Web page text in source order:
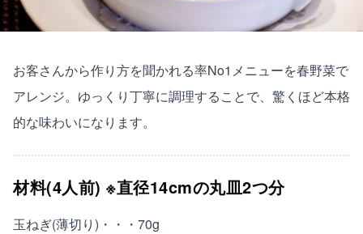
お客さんから作り方を聞かれる率No1メニューを春野菜で
アレンジ。ゆっくり丁寧に調理することで、驚くほど本格
的な味わいになります。
材料(4人前) ※直径14cmの丸皿2つ分
玉ねぎ(薄切り)・・・70g